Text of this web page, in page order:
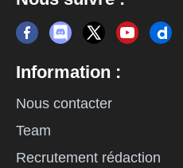
Information :
Nous contacter
Team
Recrutement rédaction